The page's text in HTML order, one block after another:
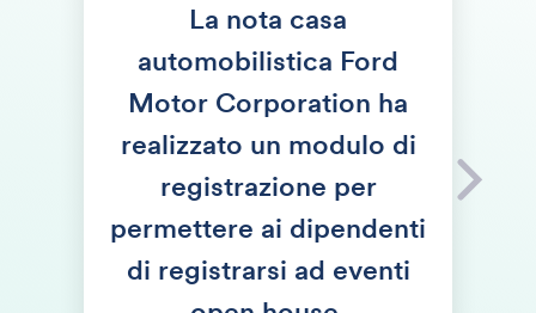
La nota casa
automobilistica Ford
Motor Corporation ha
realizzato un modulo di
registrazione per
permettere ai dipendenti
di registrarsi ad eventi